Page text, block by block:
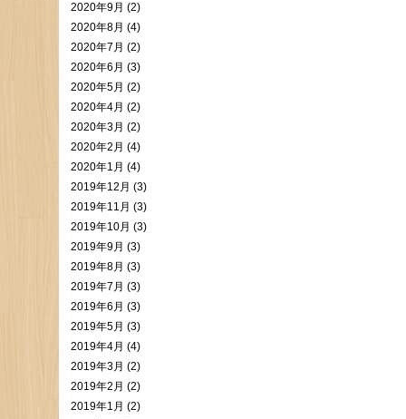
2020年9月 (2)
2020年8月 (4)
2020年7月 (2)
2020年6月 (3)
2020年5月 (2)
2020年4月 (2)
2020年3月 (2)
2020年2月 (4)
2020年1月 (4)
2019年12月 (3)
2019年11月 (3)
2019年10月 (3)
2019年9月 (3)
2019年8月 (3)
2019年7月 (3)
2019年6月 (3)
2019年5月 (3)
2019年4月 (4)
2019年3月 (2)
2019年2月 (2)
2019年1月 (2)